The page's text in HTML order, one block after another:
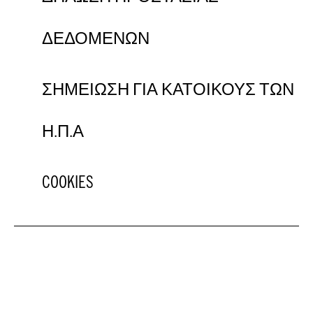
ΔΕΔΟΜΕΝΩΝ
ΣΗΜΕΙΩΣΗ ΓΙΑ ΚΑΤΟΙΚΟΥΣ ΤΩΝ
Η.Π.Α
COOKIES